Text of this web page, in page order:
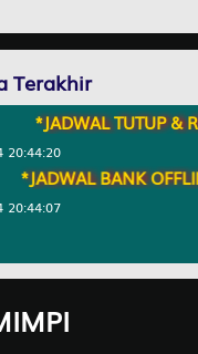
Terakhir
*JADWAL TUTUP &
20:44:20
*JADWAL BANK
20:44:07